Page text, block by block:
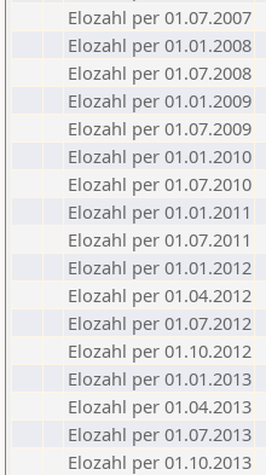
Elozahl per 01.07.2007
Elozahl per 01.01.2008
Elozahl per 01.07.2008
Elozahl per 01.01.2009
Elozahl per 01.07.2009
Elozahl per 01.01.2010
Elozahl per 01.07.2010
Elozahl per 01.01.2011
Elozahl per 01.07.2011
Elozahl per 01.01.2012
Elozahl per 01.04.2012
Elozahl per 01.07.2012
Elozahl per 01.10.2012
Elozahl per 01.01.2013
Elozahl per 01.04.2013
Elozahl per 01.07.2013
Elozahl per 01.10.2013